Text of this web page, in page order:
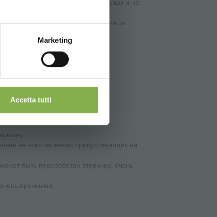
Marketing
Accetta tutti
использование пространства как и на
и растений для огорода.
предыдущим поддоном мы получили
на всех тележках присутствующих на
быть переработан вторично, очень
прочными.